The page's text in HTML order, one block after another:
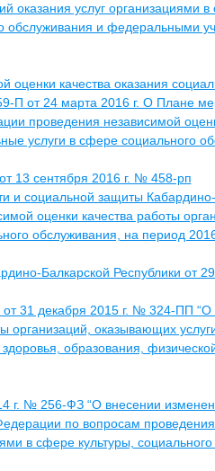
оказания услуг организациями
обслуживания и федеральными
оценки качества оказания
П от 24 марта 2016 г. О Плане
проведения независимой
услуги в сфере социального
13 сентября 2016 г. № 458-рп
и социальной защиты
оценки качества работы
обслуживания, на период
Балкарской Республики
от 31 декабря 2015 г. № 324-ПП
организаций, оказывающих
образования,
г. № 256-ФЗ “О внесении
по вопросам
в сфере культуры,